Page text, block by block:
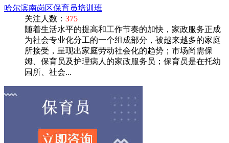
哈尔滨南岗区保育员培训班
关注人数： 375
随着生活水平的提高和工作节奏的加快，家政服务正成
为社会专业化分工的一个组成部分，被越来越多的家庭
所接受，呈现出家庭劳动社会化的趋势；市场尚需保
姆、保育员及护理病人的家政服务员；保育员是在托幼
园所、社会...